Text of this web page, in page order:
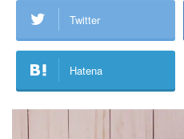
Twitter
Hatena